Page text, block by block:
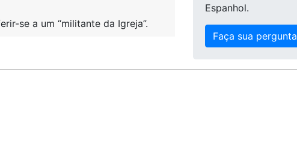
se a um “militante da Igreja”.
Espanhol.
Faça sua pergunta